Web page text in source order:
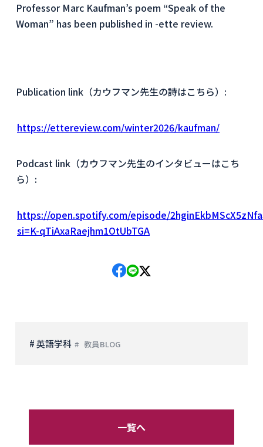
Professor Marc Kaufman’s poem “Speak of the
Woman” has been published in -ette review.
Publication link（カウフマン先生の詩はこちら）:
https://ettereview.com/winter2026/kaufman/
Podcast link（カウフマン先生のインタビューはこち
ら）:
https://open.spotify.com/episode/
si=K-qTiAxaRaejhm1OtUbTGA
# 英語学科 教員BLOG
一覧へ